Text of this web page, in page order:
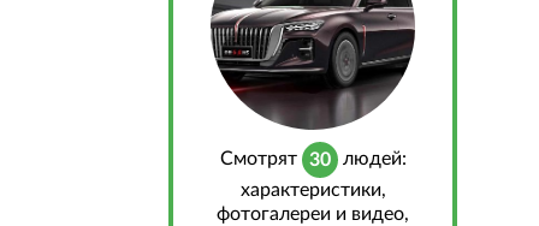
Cмотрят 30 людей:
характеристики,
фотогалереи и видео,